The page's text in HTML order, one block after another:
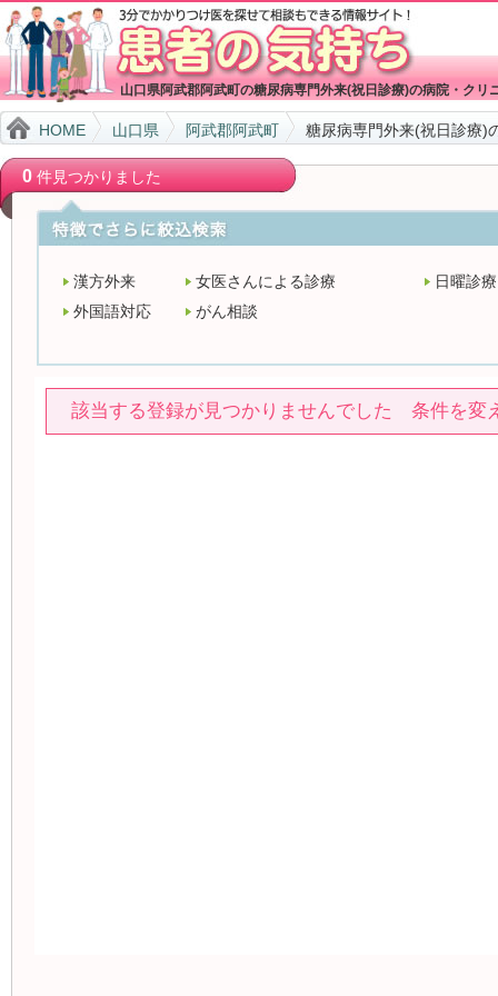
山口県阿武郡阿武町の糖尿病専門外来(祝日診療)の病院・クリ
HOME 山口県 阿武郡阿武町 糖尿病専門外来(祝日診療)
0件見つかりました
漢方外来 女医さんによる診療
日曜診療
外国語対応
がん相談
該当する登録が見つかりませんでした 条件を